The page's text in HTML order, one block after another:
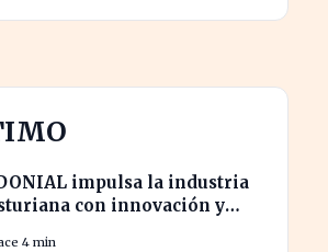
impulsa la industria
con innovación y
4 min